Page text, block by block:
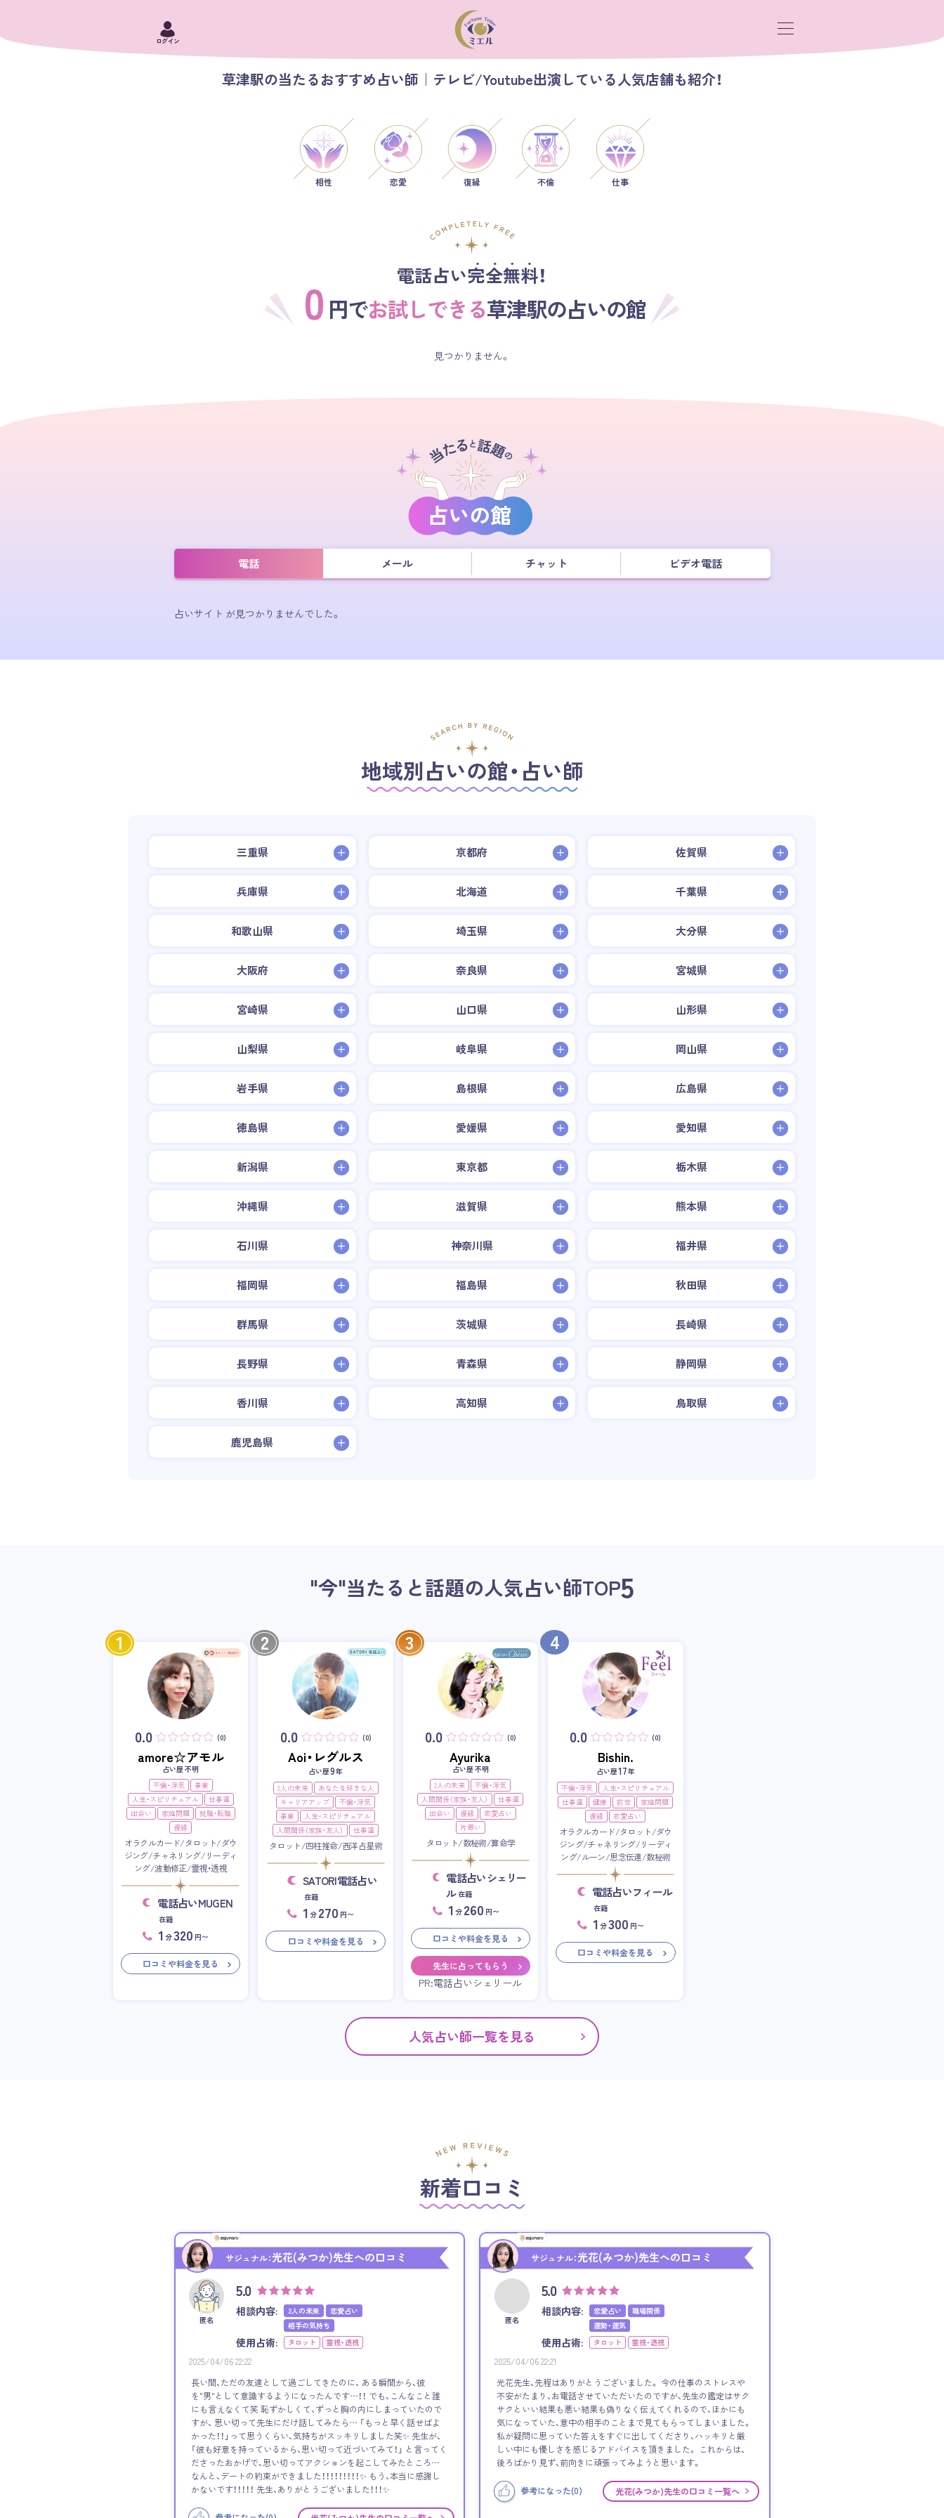
ログイン
草津駅の当たるおすすめ占い師｜テレビ/Youtube出演している人気店舗も紹介！
相性 恋愛 復縁 不倫 仕事
電話占い完全無料！
0 円でお試しできる草津駅の占いの館
見つかりません。
電話 メール チャット ビデオ電話
占いサイト が見つかりませんでした。
地域別占いの館・占い師
三重県 京都府 佐賀県
兵庫県 北海道 千葉県
和歌山県 埼玉県 大分県
大阪府 奈良県 宮城県
宮崎県 山口県 山形県
山梨県 岐阜県 岡山県
岩手県 島根県 広島県
徳島県 愛媛県 愛知県
新潟県 東京都 栃木県
沖縄県 滋賀県 熊本県
石川県 神奈川県 福井県
福岡県 福島県 秋田県
群馬県 茨城県 長崎県
長野県 青森県 静岡県
香川県 高知県 鳥取県
鹿児島県
"今"当たると話題の人気占い師TOP5
1
0.0 (0)
amore☆アモル
占い歴 不明
不倫・浮気
事業
人生・スピリチュアル
仕事運
出会い
家庭問題
就職・転職
復縁
オラクルカード/タロット/ダウ
ジング/チャネリング/リーディ
ング/波動修正/霊視・透視
電話占いMUGEN
在籍
1 分320 円〜
口コミや料金を見る
2
0.0 (0)
Aoi・レグルス
占い歴9年
2人の未来
あなたを好きな人
キャリアアップ
不倫・浮気
事業
人生・スピリチュアル
人間関係（家族・友人）
仕事運
タロット/四柱推命/西洋占星術
SATORI電話占い
在籍
1 分 270 円〜
口コミや料金を見る
3
0.0 (0)
Ayurika
占い歴 不明
2人の未来
不倫・浮気
人間関係（家族・友人）
仕事運
出会い
復縁
恋愛占い
片思い
タロット/数秘術/算命学
電話占いシェリー
ル在籍
1 分 260 円〜
口コミや料金を見る
先生に占ってもらう
PR:電話占いシェリール
4
0.0 (0)
Bishin.
占い歴17年
不倫・浮気
人生・スピリチュアル
仕事運
健康 前世
家庭問題
復縁
恋愛占い
オラクルカード/タロット/ダウ
ジング/チャネリング/リーディ
ング/ルーン/思念伝達/数秘術
電話占いフィール
在籍
1 分300 円〜
口コミや料金を見る
人気占い師一覧を見る
新着口コミ
サジュナル：光花(みつか)先生への口コミ
匿名
5.0
相談内容: 2人の未来
恋愛占い
相手の気持ち
使用占術: タロット 霊視・透視
2025/04/06 22:22
長い間、ただの友達として過ごしてきたのに、 ある瞬間から、彼
を"男"として意識するようになったんです…！！ でも、こんなこと誰
にも言えなくて笑 恥ずかしくて、ずっと胸の内にしまっていたので
すが、 思い切って先生にだけ話してみたら… 「もっと早く話せばよ
かった！！」って思うくらい、気持ちがスッキリしました笑✨ 先生が、
「彼も好意を持っているから、思い切って近づいてみて！」 と言ってく
ださったおかげで、思い切ってアクションを起こしてみたところ…
なんと、デートの約束ができました！！！！！！！！！✨ もう、本当に感謝し
かないです！！！！！ 先生、ありがとうございました！！！✨
サジュナル：光花(みつか)先生への口コミ
匿名
5.0
相談内容: 恋愛占い
職場関係
運勢・運気
使用占術: タロット 霊視・透視
2025/04/06 22:21
光花先生、先程はありがとうございました。 今の仕事のストレスや
不安がたまり、お電話させていただいたのですが、先生の鑑定はサク
サクといい結果も悪い結果も偽りなく伝えてくれるので、ほかにも
気になっていた、意中の相手のことまで見てもらってしまいました。
私が疑問に思っていた答えをすぐに出してくださり、ハッキリと厳
しい中にも優しさを感じるアドバイスを頂きました。 これからは、
後ろばかり見ず、前向きに頑張ってみようと思います。
参考になった(0) 光花(みつか)先生の口コミ一覧へ